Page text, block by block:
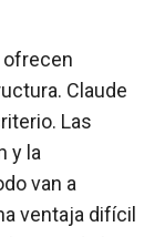
ofrecen
Claude
Las
y la
van a
ventaja difícil